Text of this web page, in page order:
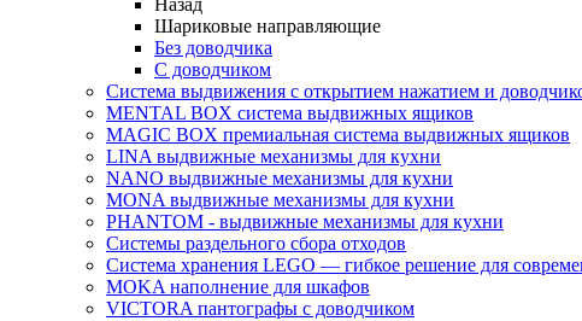
Назад
Шариковые направляющие
Без доводчика
С доводчиком
Система выдвижения с открытием нажатием и
MENTAL BOX система выдвижных ящиков
MAGIC BOX премиальная система выдвижных ящиков
LINA выдвижные механизмы для кухни
NANO выдвижные механизмы для кухни
MONA выдвижные механизмы для кухни
PHANTOM - выдвижные механизмы для кухни
Системы раздельного сбора отходов
Система хранения LEGO — гибкое решение для
MOKA наполнение для шкафов
VICTORA пантографы с доводчиком